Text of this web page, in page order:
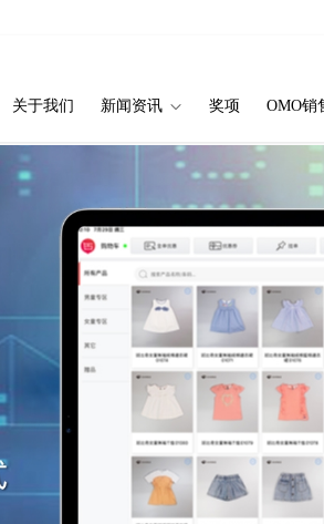
关于我们 新闻资讯 奖项 OMO销